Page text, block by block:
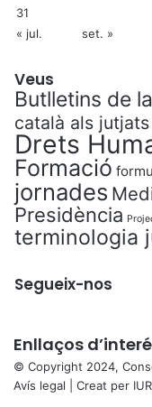
31
« jul.
set. »
Veus
Butlletins de
català als jutjats
Drets
Formació
jornades
Presidència
terminologia
Segueix-nos
Enllaços
© Copyright 2024,
Avís legal | Creat per